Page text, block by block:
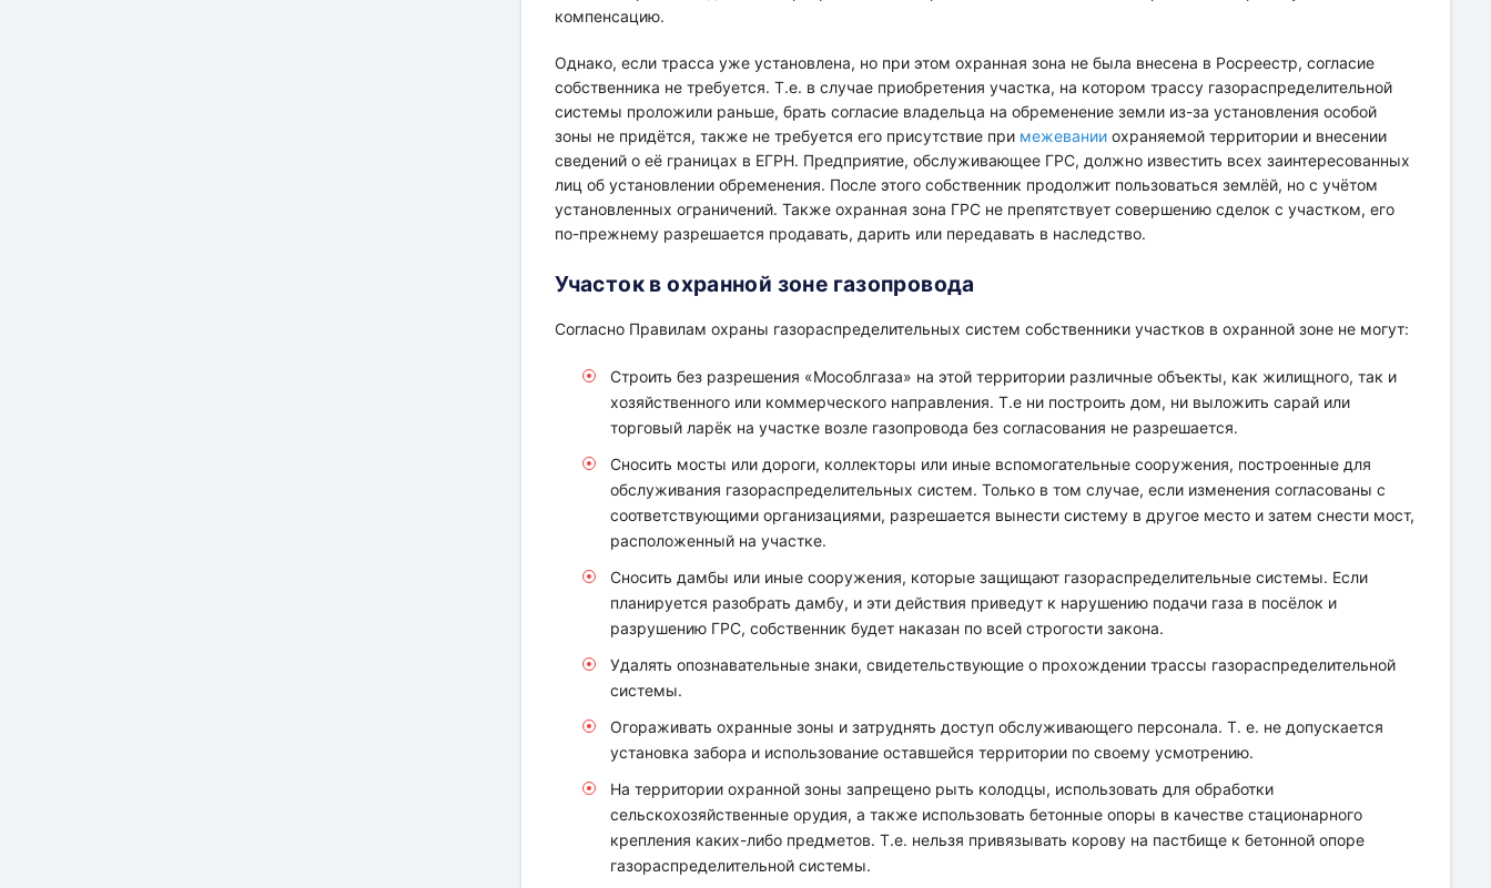
компенсацию.
Однако, если трасса уже установлена, но при этом охранная зона не была внесена в Росреестр, согласие
собственника не требуется. Т.е. в случае приобретения участка, на котором трассу газораспределительной
системы проложили раньше, брать согласие владельца на обременение земли из-за установления особой
зоны не придётся, также не требуется его присутствие при межевании охраняемой территории и внесении
сведений о её границах в ЕГРН. Предприятие, обслуживающее ГРС, должно известить всех заинтересованных
лиц об установлении обременения. После этого собственник продолжит пользоваться землёй, но с учётом
установленных ограничений. Также охранная зона ГРС не препятствует совершению сделок с участком, его
по-прежнему разрешается продавать, дарить или передавать в наследство.
Участок в охранной зоне газопровода
Согласно Правилам охраны газораспределительных систем собственники участков в охранной зоне не могут:
Строить без разрешения «Мособлгаза» на этой территории различные объекты, как жилищного, так и
хозяйственного или коммерческого направления. Т.е ни построить дом, ни выложить сарай или
торговый ларёк на участке возле газопровода без согласования не разрешается.
Сносить мосты или дороги, коллекторы или иные вспомогательные сооружения, построенные для
обслуживания газораспределительных систем. Только в том случае, если изменения согласованы с
соответствующими организациями, разрешается вынести систему в другое место и затем снести мост,
расположенный на участке.
Сносить дамбы или иные сооружения, которые защищают газораспределительные системы. Если
планируется разобрать дамбу, и эти действия приведут к нарушению подачи газа в посёлок и
разрушению ГРС, собственник будет наказан по всей строгости закона.
Удалять опознавательные знаки, свидетельствующие о прохождении трассы газораспределительной
системы.
Огораживать охранные зоны и затруднять доступ обслуживающего персонала. Т. е. не допускается
установка забора и использование оставшейся территории по своему усмотрению.
На территории охранной зоны запрещено рыть колодцы, использовать для обработки
сельскохозяйственные орудия, а также использовать бетонные опоры в качестве стационарного
крепления каких-либо предметов. Т.е. нельзя привязывать корову на пастбище к бетонной опоре
газораспределительной системы.